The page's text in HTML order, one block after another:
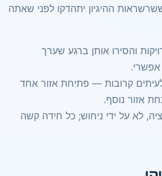
ההיגיון יתהדקו לפני שאתה
והסירו אותן ברגע שערך
אפשרי.
קרובות — פתיחת אזור אחד
אזור נוסף.
לא על ידי ניחוש; כל חידה קשה